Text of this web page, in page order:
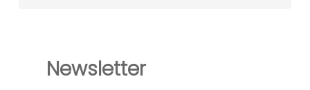
Newsletter